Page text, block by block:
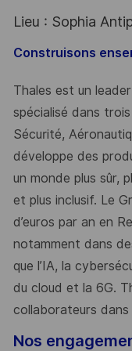
Lieu : Sophia
Construisons
Thales est un
spécialisé dans
Sécurité,
développe des
un monde plus sûr,
et plus inclusif. Le
d’euros par an en
notamment dans
que l’IA, la
du cloud et la 6G.
collaborateurs dans
Nos